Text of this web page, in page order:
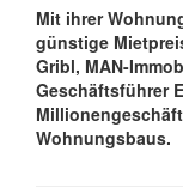
Mit ihrer
günstige
Gribl, MAN-
Geschäftsführer
Wohnungsbaus.